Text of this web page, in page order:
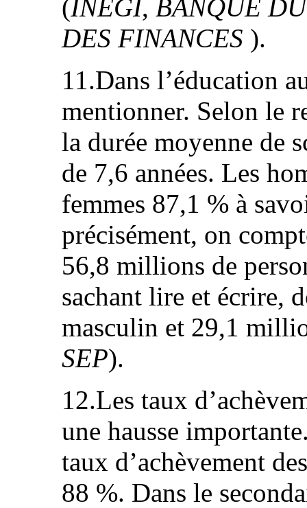
(INEGI, BANQUE
DES FINANCES ).
11.Dans l’éducation
mentionner. Selon le
la durée moyenne de
de 7,6 années. Les
femmes 87,1 % à
précisément, on
56,8 millions de
sachant lire et écrire,
masculin et 29,1
SEP).
12.Les taux
une hausse
taux d’achèvement
88 %. Dans le